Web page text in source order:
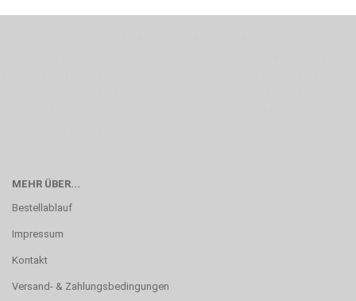
MEHR ÜBER...
Bestellablauf
Impressum
Kontakt
Versand- & Zahlungsbedingungen